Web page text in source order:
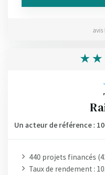
Un acteur de référence :
440 projets financés
Taux de rendement :